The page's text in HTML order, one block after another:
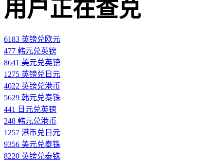
用户正在查兑
6183 英镑兑欧元
477 韩元兑英镑
8641 美元兑英镑
1275 英镑兑日元
4022 英镑兑港币
5629 韩元兑泰铢
441 日元兑英镑
248 韩元兑港币
1257 港币兑日元
9356 美元兑泰铢
8220 英镑兑泰铢